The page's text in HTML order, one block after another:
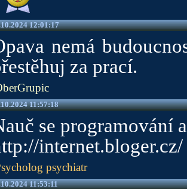
12:01:17
nemá
za prací.
11:57:18
se programování
internet.bloger.cz/
psychiatr
11:53:11